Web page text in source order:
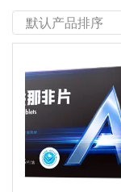
医疗科技